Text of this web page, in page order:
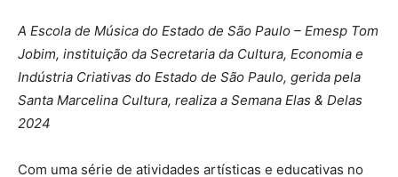
A Escola de Música do Estado de São Paulo – Emesp Tom
Jobim, instituição da Secretaria da Cultura, Economia e
Indústria Criativas do Estado de São Paulo, gerida pela
Santa Marcelina Cultura, realiza a Semana Elas & Delas
2024
Com uma série de atividades artísticas e educativas no